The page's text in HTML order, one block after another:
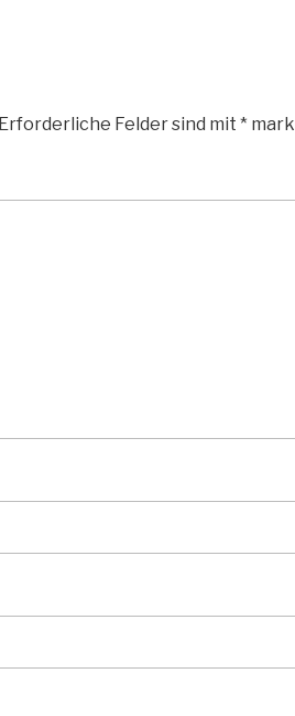
Erforderliche Felder sind mit *